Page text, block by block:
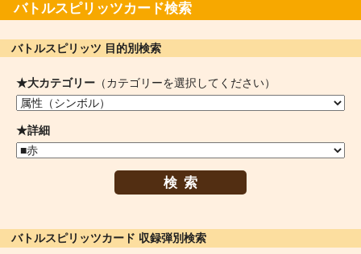
バトルスピリッツカード検索
バトルスピリッツ 目的別検索
★大カテゴリー （カテゴリーを選択してください）
★詳細
検索
バトルスピリッツカード 収録弾別検索